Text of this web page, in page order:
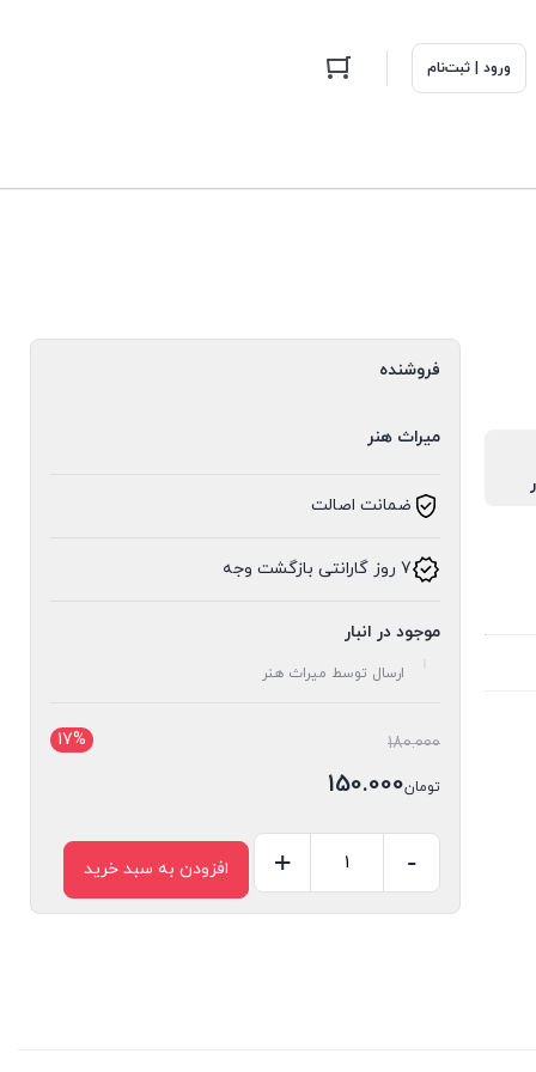
ورود | ثبت‌نام
فروشنده
میراث هنر
ضمانت اصالت
7 روز گارانتی بازگشت وجه
موجود در انبار
ارسال توسط میراث هنر
17% 180.000قیمت
اصلی:
تومان150.000
فعلی:
تومان150.000.
قاب
-
+ افزودن به سبد خرید